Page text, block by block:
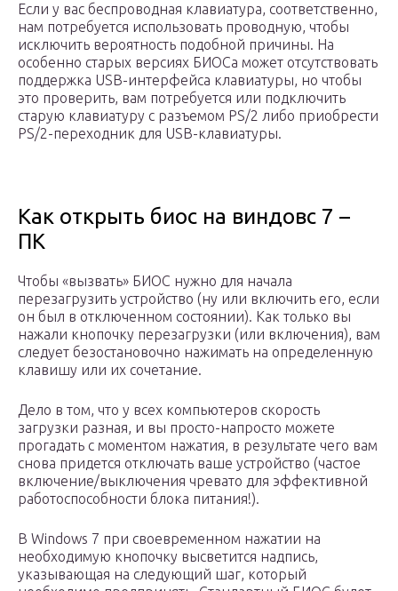
Если у вас беспроводная клавиатура, соответственно,
нам потребуется использовать проводную, чтобы
исключить вероятность подобной причины. На
особенно старых версиях БИОСа может отсутствовать
поддержка USB-интерфейса клавиатуры, но чтобы
это проверить, вам потребуется или подключить
старую клавиатуру с разъемом PS/2 либо приобрести
PS/2-переходник для USB-клавиатуры.
Как открыть биос на виндовс 7 –
ПК
Чтобы «вызвать» БИОС нужно для начала
перезагрузить устройство (ну или включить его, если
он был в отключенном состоянии). Как только вы
нажали кнопочку перезагрузки (или включения), вам
следует безостановочно нажимать на определенную
клавишу или их сочетание.
Дело в том, что у всех компьютеров скорость
загрузки разная, и вы просто-напросто можете
прогадать с моментом нажатия, в результате чего вам
снова придется отключать ваше устройство (частое
включение/выключения чревато для эффективной
работоспособности блока питания!).
В Windows 7 при своевременном нажатии на
необходимую кнопочку высветится надпись,
указывающая на следующий шаг, который